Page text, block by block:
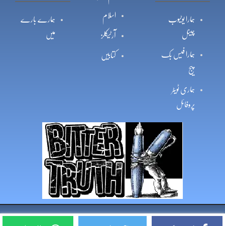
ہمارا یوٹیوب
چینل
ہمارا فیس بک
پیج
ہماری ٹویٹر
پروفائل
اسلام
آرٹیکلز
کتابیں
ہمارے بارے
میں
Copyright © 2026, Bittertruth All Rights Reserved